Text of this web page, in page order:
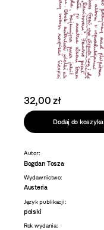
32,00 zł
Dodaj do koszyka
Autor:
Bogdan Tosza
Wydawnictwo:
Austeria
Język publikacji:
polski
Rok wydania: